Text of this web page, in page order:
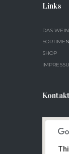
Links
DAS
SHOP